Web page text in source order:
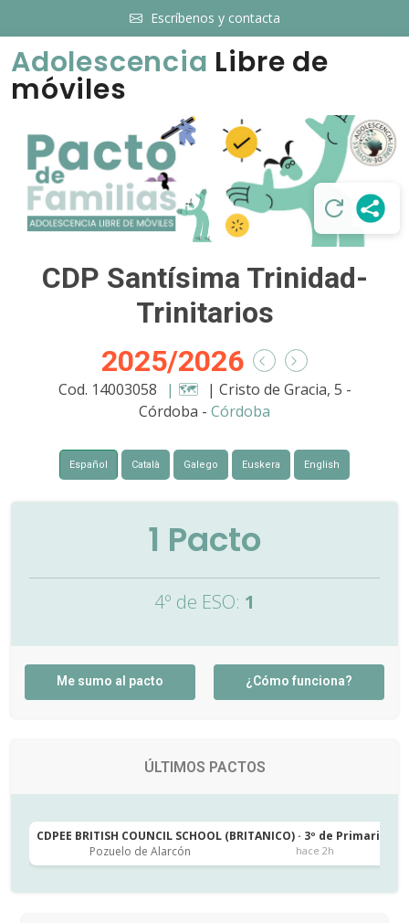
Escríbenos y contacta
Adolescencia Libre de
móviles
CDP Santísima Trinidad-
Trinitarios
2025/2026
Cod. 14003058 | 🗺️ | Cristo de Gracia, 5 -
Córdoba - Córdoba
Español Català Galego Euskera English
1 Pacto
4º de ESO: 1
Me sumo al pacto ¿Cómo funciona?
ÚLTIMOS PACTOS
CDPEE BRITISH COUNCIL SCHOOL (BRITANICO) · 3º de Primaria
Pozuelo de Alarcón
hace 2h